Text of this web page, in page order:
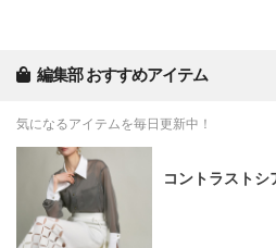
編集部 おすすめアイテム
気になるアイテムを毎日更新中！
コントラストシ